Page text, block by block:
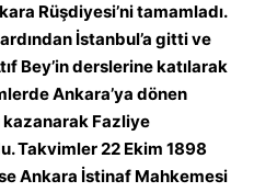
Rüşdiyesi’ni tamamladı.
İstanbul’a gitti ve
Bey’in derslerine katılarak
Ankara’ya dönen
kazanarak Fazliye
Takvimler 22 Ekim 1898
Ankara İstinaf Mahkemesi